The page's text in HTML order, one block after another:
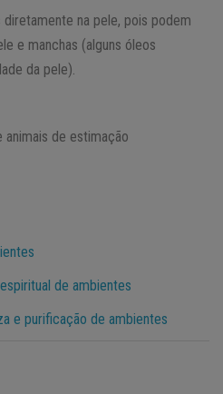
diretamente na pele, pois podem
e manchas (alguns óleos
da pele).
animais de estimação
de ambientes
e purificação de ambientes